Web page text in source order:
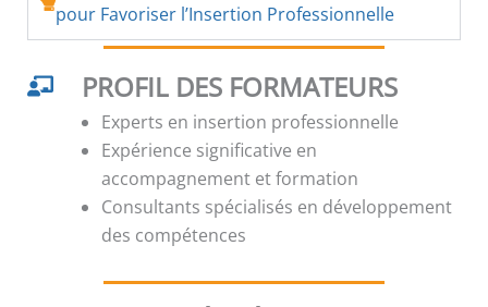
pour Favoriser l’Insertion Professionnelle
PROFIL DES FORMATEURS
Experts en insertion professionnelle
Expérience significative en
accompagnement et formation
Consultants spécialisés en développement
des compétences